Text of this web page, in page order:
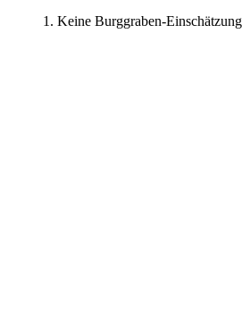
Keine Burggraben-